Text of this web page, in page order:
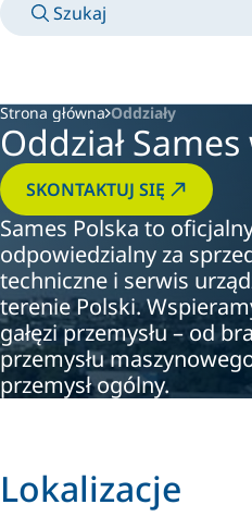
Szukaj
Strona główna Oddziały
Oddział
SKONTAKTUJ SIĘ
Sames Polska to
odpowiedzialny za
techniczne i serwis
terenie Polski.
gałęzi przemysłu – od
przemysłu
przemysł ogólny.
Lokalizacje